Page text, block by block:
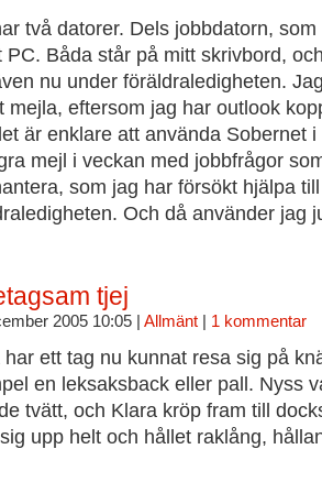
två datorer. Dels jobbdatorn,
PC. Båda står på mitt skrivbord,
nu under föräldraledigheten.
mejla, eftersom jag har outlook
är enklare att använda Sobernet
mejl i veckan med jobbfrågor
som jag har försökt hjälpa
Och då använder jag
tjej
2005 10:05 | Allmänt| 1 kommentar
har ett tag nu kunnat resa sig på
en leksaksback eller pall. Nyss
tvätt, och Klara kröp fram till
upp helt och hållet raklång,